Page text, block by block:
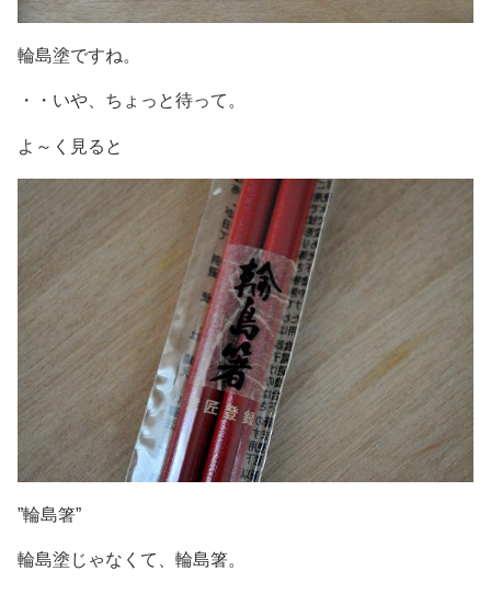
輪島塗ですね。
・・いや、ちょっと待って。
よ～く見ると
”輪島箸”
輪島塗じゃなくて、輪島箸。